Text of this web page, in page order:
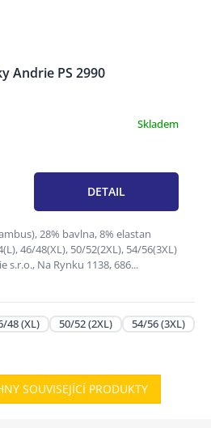
Andrie PS 2990
Skladem
DETAIL
28% bavlna, 8% elastan
46/48(XL), 50/52(2XL), 54/56(3XL)
Na Rynku 1138, 686...
48 (XL) 50/52 (2XL) 54/56 (3XL)
SOUVISEJÍCÍ PRODUKTY